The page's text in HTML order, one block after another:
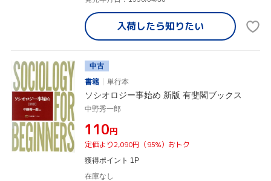
入荷したら知りたい
中古
書籍
単行本
ソシオロジー事始め 新版 有斐閣ブックス
中野秀一郎
¥110円
定価より2,090円（95%）おトク
獲得ポイント 1P
在庫なし